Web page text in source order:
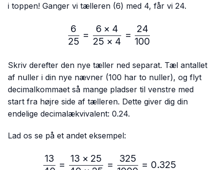
i toppen! Ganger vi tælleren (6) med 4, får vi 24.
\frac{6}{25}=\frac{6 ×
25
6
=
25 × 4
6 × 4
=
100
24
Skriv derefter den nye tæller ned separat. Tæl antallet
af nuller i din nye nævner (100 har to nuller), og flyt
decimalkommaet så mange pladser til venstre med
start fra højre side af tælleren. Dette giver dig din
endelige decimalækvivalent: 0.24.
Lad os se på et andet eksempel:
\frac{13}{40}=\frac{13
13
=
13 × 25
=
325
= 0.325